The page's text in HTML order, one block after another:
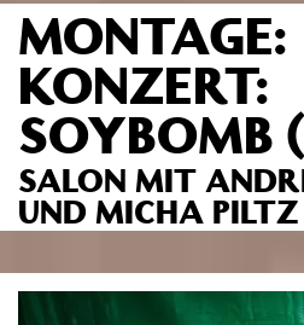
MONTAGE:
KONZERT:
SOYBOMB
SALON MIT
UND MICHA PILTZ